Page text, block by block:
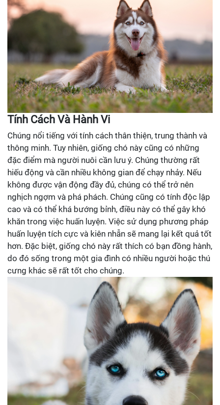
Tính Cách Và Hành Vi
Chúng nổi tiếng với tính cách thân thiện, trung thành và
thông minh. Tuy nhiên, giống chó này cũng có những
đặc điểm mà người nuôi cần lưu ý. Chúng thường rất
hiếu động và cần nhiều không gian để chạy nhảy. Nếu
không được vận động đầy đủ, chúng có thể trở nên
nghịch ngợm và phá phách. Chúng cũng có tính độc lập
cao và có thể khá bướng bỉnh, điều này có thể gây khó
khăn trong việc huấn luyện. Việc sử dụng phương pháp
huấn luyện tích cực và kiên nhẫn sẽ mang lại kết quả tốt
hơn. Đặc biệt, giống chó này rất thích có bạn đồng hành,
do đó sống trong một gia đình có nhiều người hoặc thú
cưng khác sẽ rất tốt cho chúng.